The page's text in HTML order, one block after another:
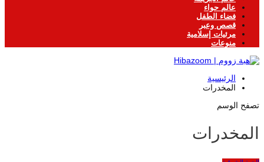
عالم حواء
فضاء الطفل
قصص وعبر
مرئيات إسلامية
منوعات
الرئيسية
المخدرات
تصفح الوسم
المخدرات